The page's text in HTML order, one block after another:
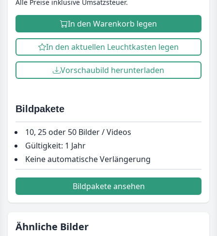
Alle Preise inklusive Umsatzsteuer.
In den Warenkorb legen
In den aktuellen Leuchtkasten legen
Vorschaubild herunterladen
Bildpakete
10, 25 oder 50 Bilder / Videos
Gültigkeit: 1 Jahr
Keine automatische Verlängerung
Bildpakete ansehen
Ähnliche Bilder